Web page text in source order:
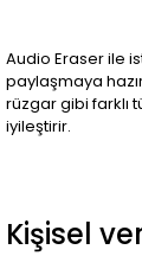
Audio Eraser ile
paylaşmaya
rüzgar gibi farklı
iyileştirir.
Kişisel